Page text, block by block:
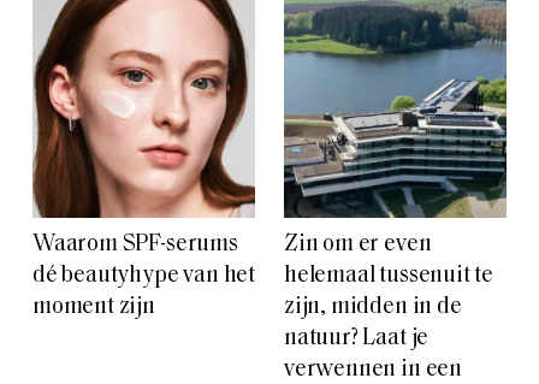
Waarom SPF-serums
dé beautyhype van het
moment zijn
Zin om er even
helemaal tussenuit te
zijn, midden in de
natuur? Laat je
verwennen in een